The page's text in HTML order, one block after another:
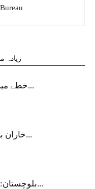
خطے میں اب ایک نیوآرڈر نا...
خاران بازار سے دن دہاڑے ا...
بلوچستان: ضلع موسیٰ خیل م...